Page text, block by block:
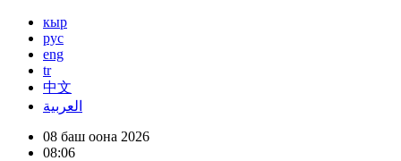
кыр
рус
eng
tr
中文
العربية
08 баш оона 2026
08:06